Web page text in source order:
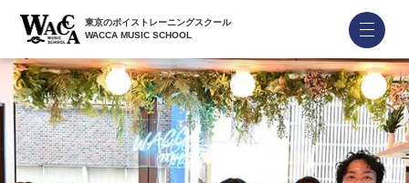
東京のボイストレーニングスクール
WACCA MUSIC SCHOOL